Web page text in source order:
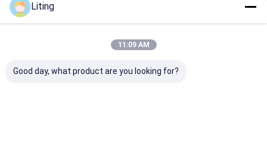
Liting
11:09 AM
Good day, what product are you looking for?